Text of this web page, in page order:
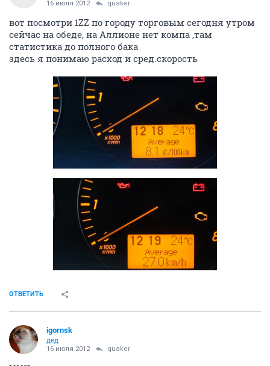
16 июля 2012 quaker
вот посмотри 1ZZ по городу торговым сегодня утром
сейчас на обеде, на Аллионе нет компа ,там
статистика до полного бака
здесь я понимаю расход и сред.скорость
ОТВЕТИТЬ
igornsk
дед
16 июля 2012 quaker